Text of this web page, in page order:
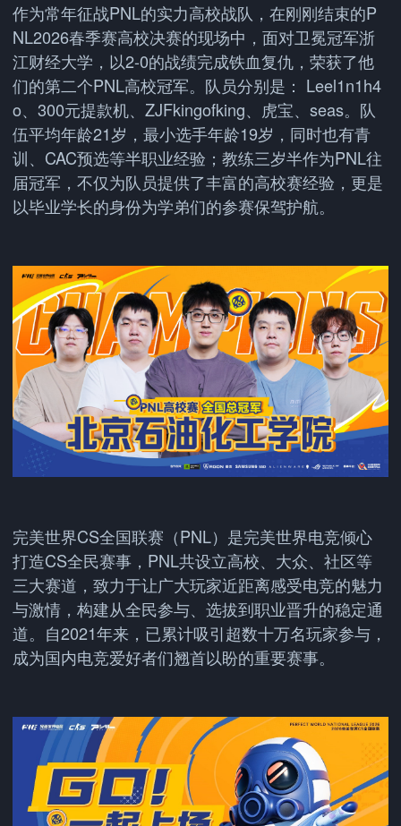
作为常年征战PNL的实力高校战队，在刚刚结束的P
NL2026春季赛高校决赛的现场中，面对卫冕冠军浙
江财经大学，以2-0的战绩完成铁血复仇，荣获了他
们的第二个PNL高校冠军。队员分别是： Leel1n1h4
o、300元提款机、ZJFkingofking、虎宝、seas。队
伍平均年龄21岁，最小选手年龄19岁，同时也有青
训、CAC预选等半职业经验；教练三岁半作为PNL往
届冠军，不仅为队员提供了丰富的高校赛经验，更是
以毕业学长的身份为学弟们的参赛保驾护航。
完美世界CS全国联赛（PNL）是完美世界电竞倾心
打造CS全民赛事，PNL共设立高校、大众、社区等
三大赛道，致力于让广大玩家近距离感受电竞的魅力
与激情，构建从全民参与、选拔到职业晋升的稳定通
道。自2021年来，已累计吸引超数十万名玩家参与，
成为国内电竞爱好者们翘首以盼的重要赛事。